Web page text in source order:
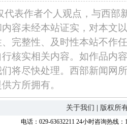
代表作者个人观点，与西部
容未经本站证实，对本文
完整性、及时性本站不作
核实相关内容。如作品内
将尽快处理。西部新闻网
方所拥有。
关于我们 版权所
电话：029-63632211 24小时咨询热线